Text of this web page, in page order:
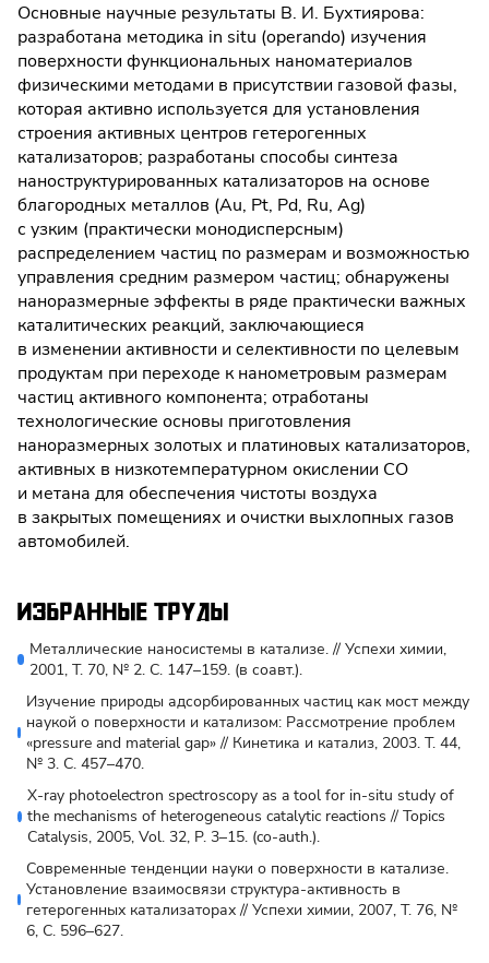
Основные научные результаты В. И. Бухтиярова:
разработана методика in situ (operando) изучения
поверхности функциональных наноматериалов
физическими методами в присутствии газовой фазы,
которая активно используется для установления
строения активных центров гетерогенных
катализаторов; разработаны способы синтеза
наноструктурированных катализаторов на основе
благородных металлов (Au, Pt, Pd, Ru, Ag)
с узким (практически монодисперсным)
распределением частиц по размерам и возможностью
управления средним размером частиц; обнаружены
наноразмерные эффекты в ряде практически важных
каталитических реакций, заключающиеся
в изменении активности и селективности по целевым
продуктам при переходе к нанометровым размерам
частиц активного компонента; отработаны
технологические основы приготовления
наноразмерных золотых и платиновых катализаторов,
активных в низкотемпературном окислении СО
и метана для обеспечения чистоты воздуха
в закрытых помещениях и очистки выхлопных газов
автомобилей.
Избранные труды
Металлические наносистемы в катализе. // Успехи химии,
2001, Т. 70, № 2. С. 147–159. (в соавт.).
Изучение природы адсорбированных частиц как мост между
наукой о поверхности и катализом: Рассмотрение проблем
«pressure and material gap» // Кинетика и катализ, 2003. Т. 44,
№ 3. С. 457–470.
X-ray photoelectron spectroscopy as a tool for in-situ study of
the mechanisms of heterogeneous catalytic reactions // Topics
Catalysis, 2005, Vol. 32, P. 3–15. (co-auth.).
Современные тенденции науки о поверхности в катализе.
Установление взаимосвязи структура-активность в
гетерогенных катализаторах // Успехи химии, 2007, Т. 76, №
6, С. 596–627.